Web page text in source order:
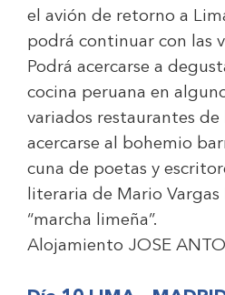
el avión de retorno a
podrá continuar con las
Podrá acercarse a
cocina peruana en
variados restaurantes de
acercarse al bohemio
cuna de poetas y
literaria de Mario Vargas
“marcha limeña”.
Alojamiento JOSE